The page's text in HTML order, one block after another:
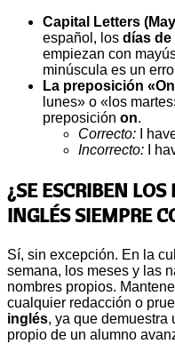
Capital Letters
español, los días de
empiezan con
minúscula es un
La preposición
lunes» o «los
preposición on.
Correcto: I
Incorrecto: I
¿SE ESCRIBEN
INGLÉS SIEMPRE
Sí, sin excepción. En la
semana, los meses y las
nombres propios.
cualquier redacción o
inglés, ya que demuestra
propio de un alumno